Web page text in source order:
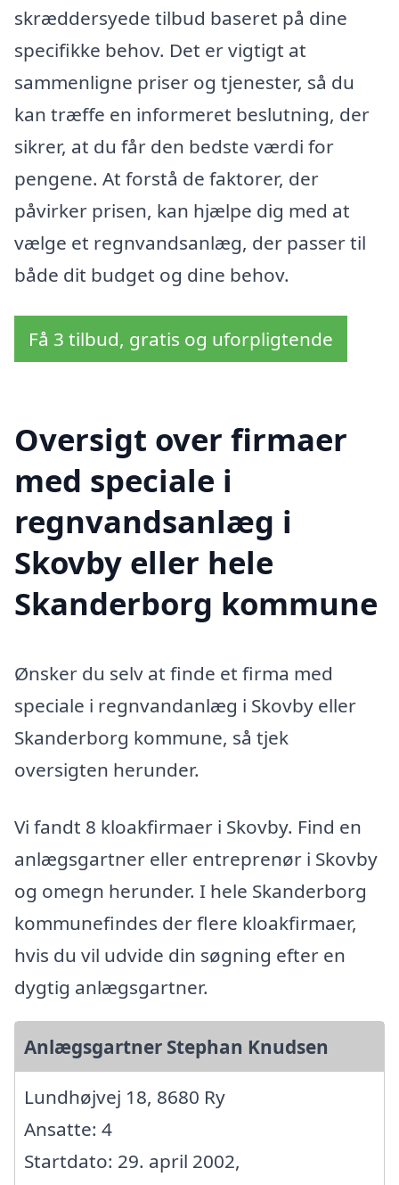
skræddersyede tilbud baseret på dine
specifikke behov. Det er vigtigt at
sammenligne priser og tjenester, så du
kan træffe en informeret beslutning, der
sikrer, at du får den bedste værdi for
pengene. At forstå de faktorer, der
påvirker prisen, kan hjælpe dig med at
vælge et regnvandsanlæg, der passer til
både dit budget og dine behov.
Få 3 tilbud, gratis og uforpligtende
Oversigt over firmaer
med speciale i
regnvandsanlæg i
Skovby eller hele
Skanderborg kommune
Ønsker du selv at finde et firma med
speciale i regnvandanlæg i Skovby eller
Skanderborg kommune, så tjek
oversigten herunder.
Vi fandt 8 kloakfirmaer i Skovby. Find en
anlægsgartner eller entreprenør i Skovby
og omegn herunder. I hele Skanderborg
kommunefindes der flere kloakfirmaer,
hvis du vil udvide din søgning efter en
dygtig anlægsgartner.
Anlægsgartner Stephan Knudsen
Lundhøjvej 18, 8680 Ry
Ansatte: 4
Startdato: 29. april 2002,